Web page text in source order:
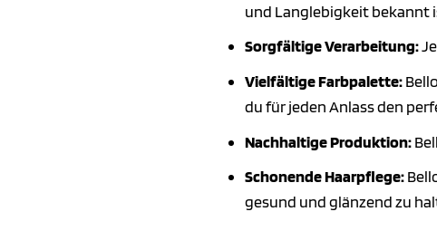
und Langlebigkeit bekannt
Sorgfältige Verarbeitung:
Vielfältige Farbpalette:
du für jeden Anlass den
Nachhaltige Produktion:
Schonende Haarpflege:
gesund und glänzend zu